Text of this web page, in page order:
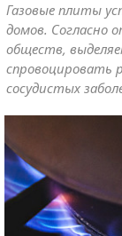
Газовые плиты
домов. Согласно
обществ,
спровоцировать
сосудистых